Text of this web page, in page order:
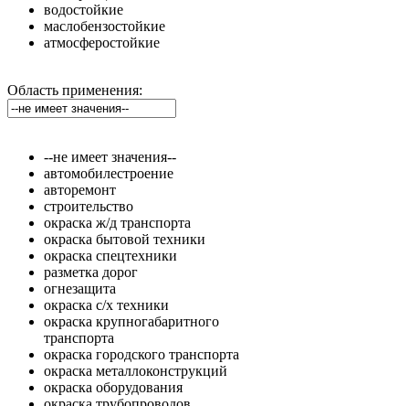
водостойкие
маслобензостойкие
атмосферостойкие
Область применения:
--не имеет значения--
автомобилестроение
авторемонт
строительство
окраска ж/д транспорта
окраска бытовой техники
окраска спецтехники
разметка дорог
огнезащита
окраска с/х техники
окраска крупногабаритного
транспорта
окраска городского транспорта
окраска металлоконструкций
окраска оборудования